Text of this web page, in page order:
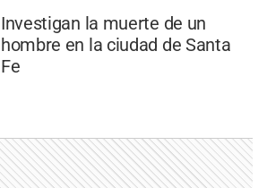
Investigan la muerte de un
hombre en la ciudad de Santa
Fe